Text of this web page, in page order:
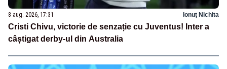
8 aug. 2026, 17:31 Ionuț Nichita
Cristi Chivu, victorie de senzație cu Juventus! Inter a
câștigat derby-ul din Australia